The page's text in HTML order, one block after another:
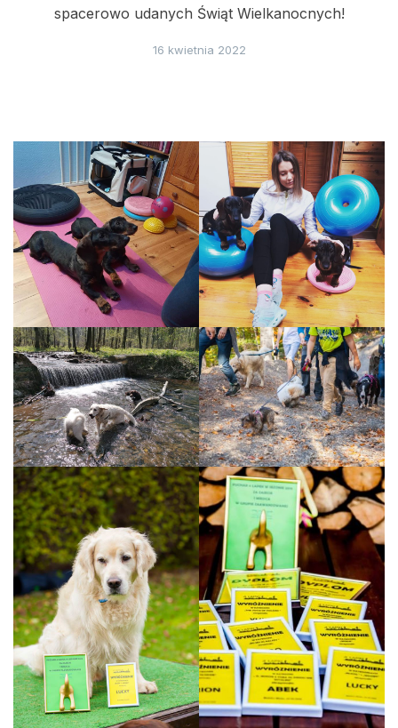
spacerowo udanych Świąt Wielkanocnych!
16 kwietnia 2022